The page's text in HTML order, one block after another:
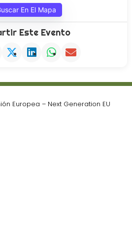
En El Mapa
Este Evento
Europea – Next Generation EU